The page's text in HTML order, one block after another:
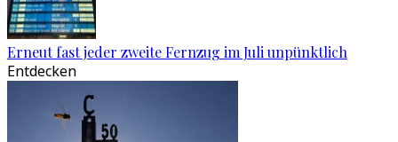
Erneut fast jeder zweite Fernzug im Juli unpünktlich
Entdecken